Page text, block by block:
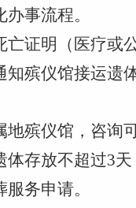
办事流程。
亡证明（医疗或
知殡仪馆接运
地殡仪馆，咨询
体存放不超过3
服务申请。